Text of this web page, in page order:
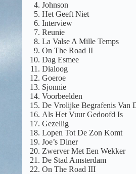
Johnson
Het Geeft Niet
Interview
Reunie
La Valse A Mille Temps
On The Road II
Dag Esmee
Dialoog
Goeroe
Sjonnie
Voorbeelden
De Vrolijke Begrafenis Van
Als Het Vuur Gedoofd Is
Gezellig
Lopen Tot De Zon Komt
Joe’s Diner
Zwerver Met Een Wekker
De Stad Amsterdam
On The Road III